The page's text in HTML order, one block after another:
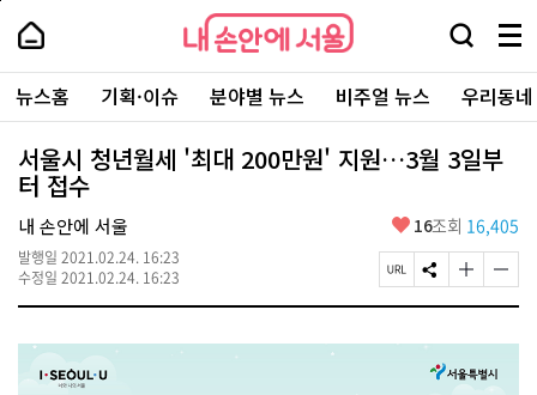
본
로
가
내
손
안
에
서
울
-
서
울
시
대
표
소
통
포
내
손
에
울
검
창
열
기
메
뉴
전
체
보
주
요
서
뉴스홈 기획·이슈 분야별 뉴스 비주얼 뉴스 우리동
서울시 청년월세 '최대 200만원' 지원…3월 3일부
터 접수
내 손안에 서울
발행일 2021.02.24. 16:23
수정일 2021.02.24. 16:23
좋
요
16조회 16,405
페
이
U
S
N
공
유
하
글
자
기
게
글
자
기
페
상
단
로